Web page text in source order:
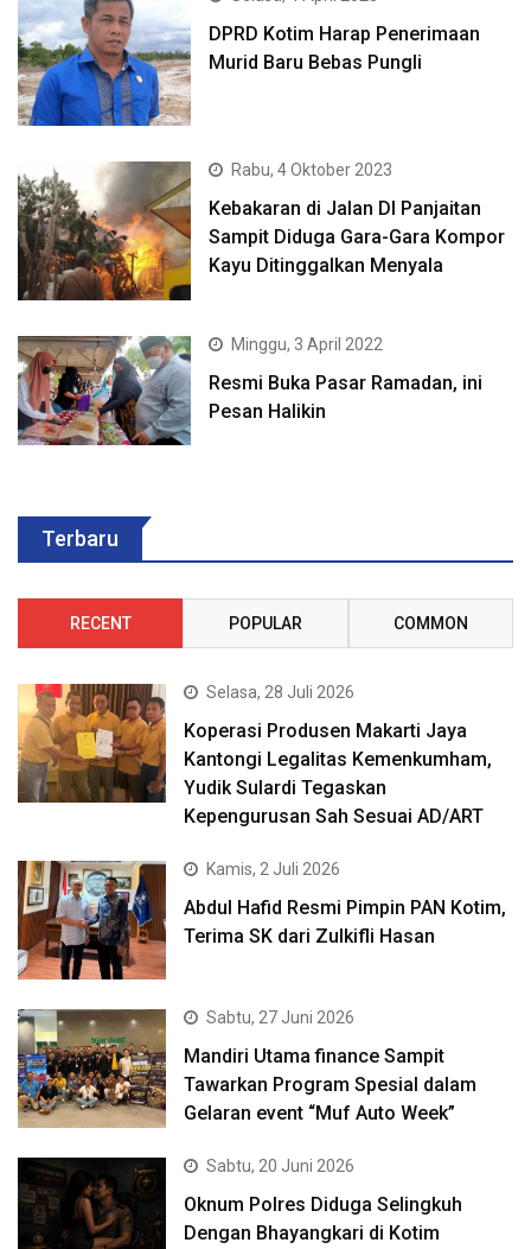
DPRD Kotim Harap Penerimaan
Murid Baru Bebas Pungli
Rabu, 4 Oktober 2023
Kebakaran di Jalan DI Panjaitan
Sampit Diduga Gara-Gara Kompor
Kayu Ditinggalkan Menyala
Minggu, 3 April 2022
Resmi Buka Pasar Ramadan, ini
Pesan Halikin
Terbaru
RECENT POPULAR COMMON
Selasa, 28 Juli 2026
Koperasi Produsen Makarti Jaya
Kantongi Legalitas Kemenkumham,
Yudik Sulardi Tegaskan
Kepengurusan Sah Sesuai AD/ART
Kamis, 2 Juli 2026
Abdul Hafid Resmi Pimpin PAN Kotim,
Terima SK dari Zulkifli Hasan
Sabtu, 27 Juni 2026
Mandiri Utama finance Sampit
Tawarkan Program Spesial dalam
Gelaran event “Muf Auto Week”
Sabtu, 20 Juni 2026
Oknum Polres Diduga Selingkuh
Dengan Bhayangkari di Kotim